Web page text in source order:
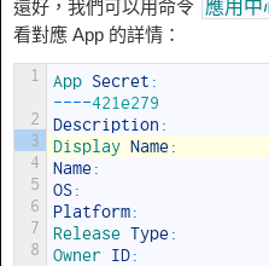
還好，我們可以用命令 應用中
看對應 App 的詳情：
1
2
3
4
5
6
7
8
App Secret :
----421e279
Description :
Display Name:
Name:
OS:
Platform:
Release Type:
Owner ID: